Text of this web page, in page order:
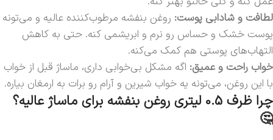
لطافت و شادابی پوست: روغن بنفشه مرطوب‌کننده عالیه و می‌تونه
پوست خشک و حساس رو نرم و ابریشمی کنه. حتی به کاهش
التهاب‌های پوستی هم کمک می‌کنه.
خواب راحت و عمیق: اگه مشکل بی‌خوابی داری، ماساژ قبل از خواب
با این روغن، می‌تونه یه خواب شیرین و آرام رو برات به ارمغان بیاره.
چرا ظرف 0.5 لیتری روغن بنفشه برای ماساژ عالیه؟
🤔